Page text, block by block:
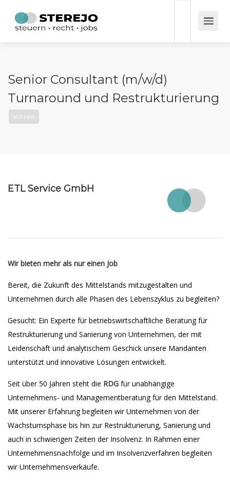
Senior Consultant (m/w/d)
Turnaround und Restrukturierung
Vollzeit
ETL Service GmbH
Wir bieten mehr als nur einen Job
Bereit, die Zukunft des Mittelstands mitzugestalten und
Unternehmen durch alle Phasen des Lebenszyklus zu begleiten?
Gesucht: Ein Experte für betriebswirtschaftliche Beratung für
Restrukturierung und Sanierung von Unternehmen, der mit
Leidenschaft und analytischem Geschick unsere Mandanten
unterstützt und innovative Lösungen entwickelt.
Seit über 50 Jahren steht die RDG für unabhängige
Unternehmens- und Managementberatung für den Mittelstand.
Mit unserer Erfahrung begleiten wir Unternehmen von der
Wachstumsphase bis hin zur Restrukturierung, Sanierung und
auch in schwierigen Zeiten der Insolvenz. In Rahmen einer
Unternehmensnachfolge und im Insolvenzverfahren begleiten
wir Unternehmensverkäufe.